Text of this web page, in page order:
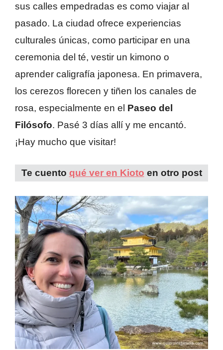
sus calles empedradas es como viajar al
pasado. La ciudad ofrece experiencias
culturales únicas, como participar en una
ceremonia del té, vestir un kimono o
aprender caligrafía japonesa. En primavera,
los cerezos florecen y tiñen los canales de
rosa, especialmente en el Paseo del
Filósofo. Pasé 3 días allí y me encantó.
¡Hay mucho que visitar!
Te cuento qué ver en Kioto en otro post